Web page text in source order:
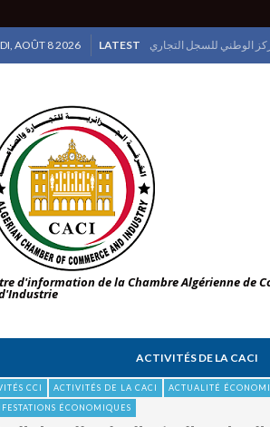
AOÛT 8 2026 LATEST
d'information de la Chambre Algérienne de
ACTIVITÉS DE LA CACI
CCI ACTIVITÉS DE LA CACI ACTUALITÉ
ÉCONOMIQUES